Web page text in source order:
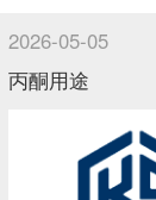
2026-05-05
丙酮用途